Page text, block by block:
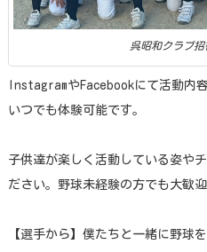
呉昭和クラブ
InstagramやFacebookにて活動内
いつでも体験可能です。
子供達が楽しく活動している姿や
ださい。野球未経験の方でも大歓
【選手から】僕たちと一緒に野球